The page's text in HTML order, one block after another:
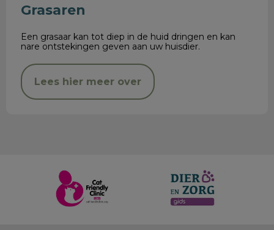
Grasaren
Een grasaar kan tot diep in de huid dringen en kan
nare ontstekingen geven aan uw huisdier.
Lees hier meer over